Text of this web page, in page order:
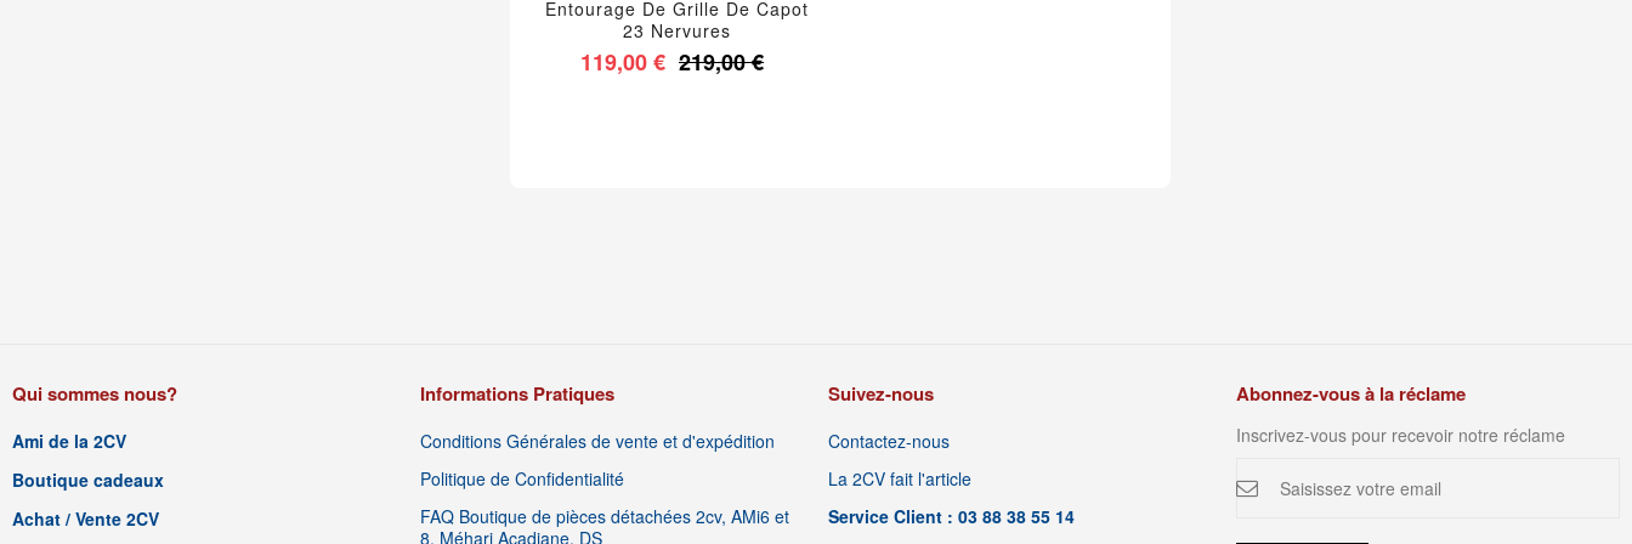
Entourage De Grille De Capot
23 Nervures
119,00 € 219,00 €
Qui sommes nous?
Ami de la 2CV
Boutique cadeaux
Achat / Vente 2CV
Informations Pratiques
Conditions Générales de vente et d'expédition
Politique de Confidentialité
FAQ Boutique de pièces détachées 2cv, AMi6 et
8, Méhari Acadiane, DS
Suivez-nous
Contactez-nous
La 2CV fait l'article
Service Client : 03 88 38 55 14
Abonnez-vous à la réclame
Inscrivez-vous pour recevoir notre réclame
à